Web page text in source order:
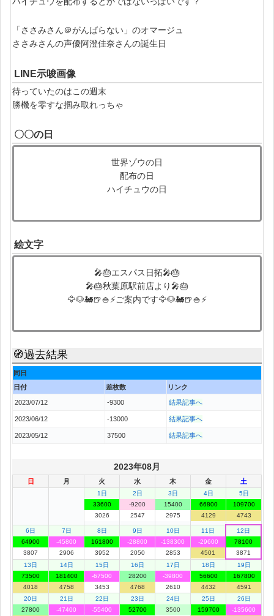
「ささみさん＠がんばらない」のオマージュ
ささみさんの声優阿澄佳奈さんの誕生日
LINE示唆画像
待っていたのはこの週末
勝機を零すな掴み取れっちゃ
〇〇の日
世界ゾウの日
配布の日
ハイチュウの日
絵文字
🎤🎂エスパス日拓🎤🎂
🎤🎂秋葉原駅前店より🎤🎂
🦅🐶🚂🍺🍚⚡ご案内です🦅🐶🚂🍺🍚⚡
🧭過去結果
同日
日付
差枚数 リンク
2023/07/12 -9300 結果記事へ
2023/06/12 -13000 結果記事へ
2023/05/12 37500 結果記事へ
2023年08月
日 月 火 水 木 金 土
1日
33600
3026
2日
-9200
2547
3日
15400
2975
4日
66800
4129
5日
109700
4743
6日
64900
3807
7日
-45800
2906
8日
161800
3952
9日
-28800
2050
10日
-138300
2853
11日
-29600
4501
12日
78100
3871
13日
73500
4018
14日
181400
4758
15日
-67500
3453
16日
28200
4768
17日
-39800
2610
18日
56600
4432
19日
167800
4591
20日
27800
21日
-47400
22日
-55400
23日
52700
24日
3500
25日
159700
26日
-135600